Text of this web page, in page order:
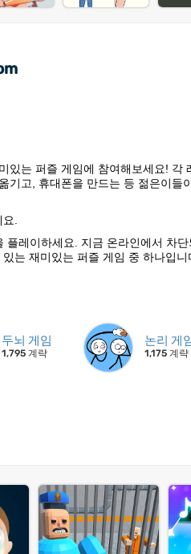
있는 퍼즐 게임에 참여해보세요!
기고, 휴대폰을 만드는 등 젊은이
요.
레이하세요. 지금 온라인에서 차
는 재미있는 퍼즐 게임 중 하나입니
두뇌 게임
1,795 계략
논리 게
1,175 계략